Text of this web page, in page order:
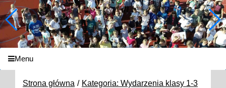
Menu
Strona główna
Kategoria: Wydarzenia klasy 1-3